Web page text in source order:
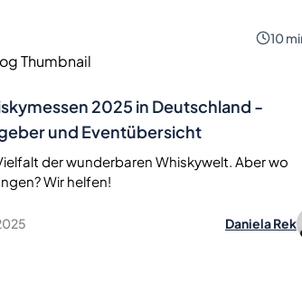
10
2025 in Deutschland -
und Eventübersicht
der wunderbaren Whiskywelt. Aber wo
Wir helfen!
Daniela Rek